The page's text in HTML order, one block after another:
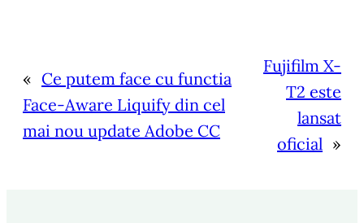
« Ce putem face cu functia
Face-Aware Liquify din cel
mai nou update Adobe CC
Fujifilm X-
T2 este
lansat
oficial »